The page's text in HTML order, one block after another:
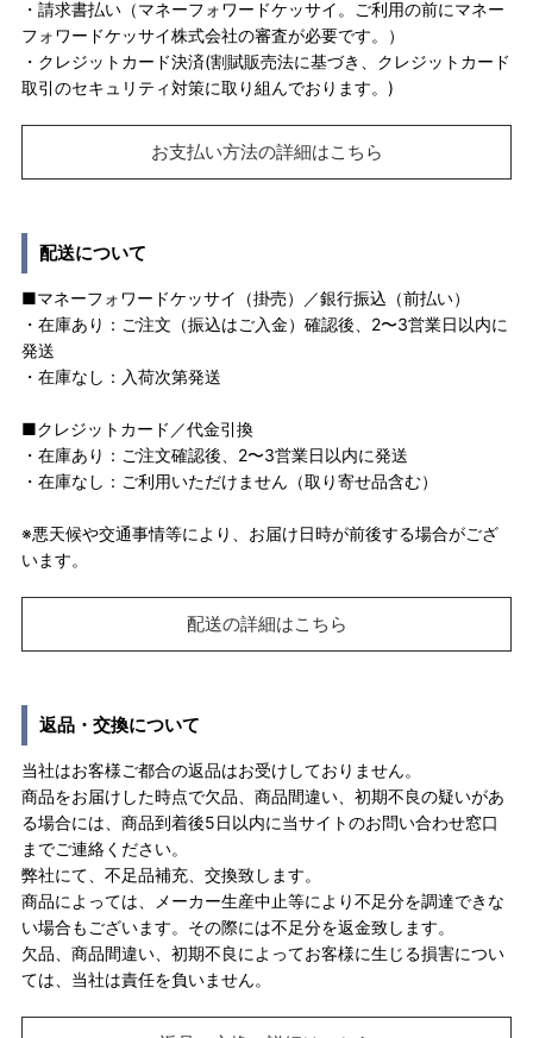
・請求書払い（マネーフォワードケッサイ。ご利用の前にマネー
フォワードケッサイ株式会社の審査が必要です。）
・クレジットカード決済(割賦販売法に基づき、クレジットカード
取引のセキュリティ対策に取り組んでおります。)
お支払い方法の詳細はこちら
配送について
■マネーフォワードケッサイ（掛売）／銀行振込（前払い）
・在庫あり：ご注文（振込はご入金）確認後、2〜3営業日以内に
発送
・在庫なし：入荷次第発送
■クレジットカード／代金引換
・在庫あり：ご注文確認後、2〜3営業日以内に発送
・在庫なし：ご利用いただけません（取り寄せ品含む）
※悪天候や交通事情等により、お届け日時が前後する場合がござ
います。
配送の詳細はこちら
返品・交換について
当社はお客様ご都合の返品はお受けしておりません。
商品をお届けした時点で欠品、商品間違い、初期不良の疑いがあ
る場合には、商品到着後5日以内に当サイトのお問い合わせ窓口
までご連絡ください。
弊社にて、不足品補充、交換致します。
商品によっては、メーカー生産中止等により不足分を調達できな
い場合もございます。その際には不足分を返金致します。
欠品、商品間違い、初期不良によってお客様に生じる損害につい
ては、当社は責任を負いません。